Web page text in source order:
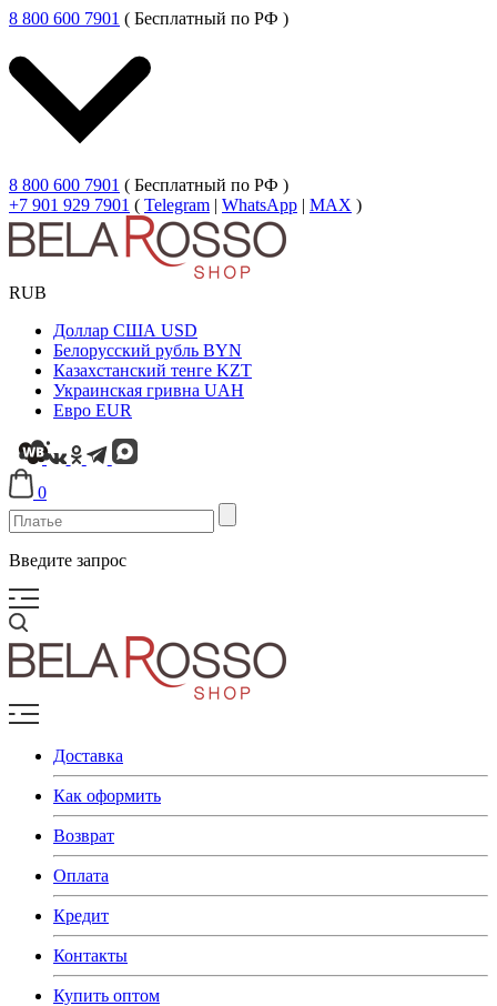
8 800 600 7901 ( Бесплатный по РФ )
8 800 600 7901 ( Бесплатный по РФ )
+7 901 929 7901 ( Telegram | WhatsApp | MAX )
RUB
Доллар США USD
Белорусский рубль BYN
Казахстанский тенге KZT
Украинская гривна UAH
Евро EUR
0
Введите запрос
Доставка
Как оформить
Возврат
Оплата
Кредит
Контакты
Купить оптом